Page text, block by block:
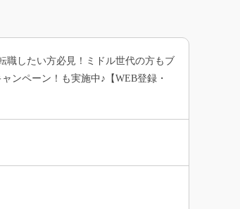
したい方必見！ミドル世代の方もブ
ンペーン！も実施中♪【WEB登録・